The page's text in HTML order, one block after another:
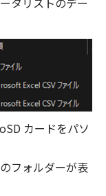
カードをパソ
フォルダーが表